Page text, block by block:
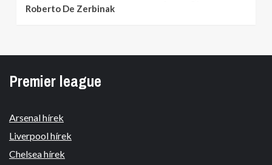
Roberto De Zerbinak
Premier league
Arsenal hírek
Liverpool hírek
Chelsea hírek